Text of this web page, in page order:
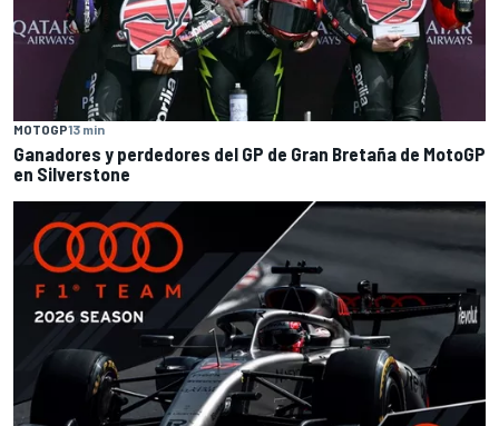
MOTOGP13 min
Ganadores y perdedores del GP de Gran Bretaña de MotoGP
en Silverstone